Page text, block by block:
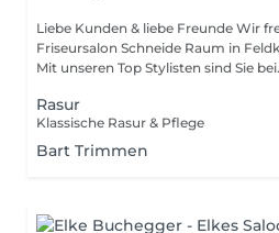
Liebe Kunden & liebe Freunde Wir
Friseursalon Schneide Raum in
Mit unseren Top Stylisten sind Sie
Rasur
Klassische Rasur & Pflege
Bart Trimmen